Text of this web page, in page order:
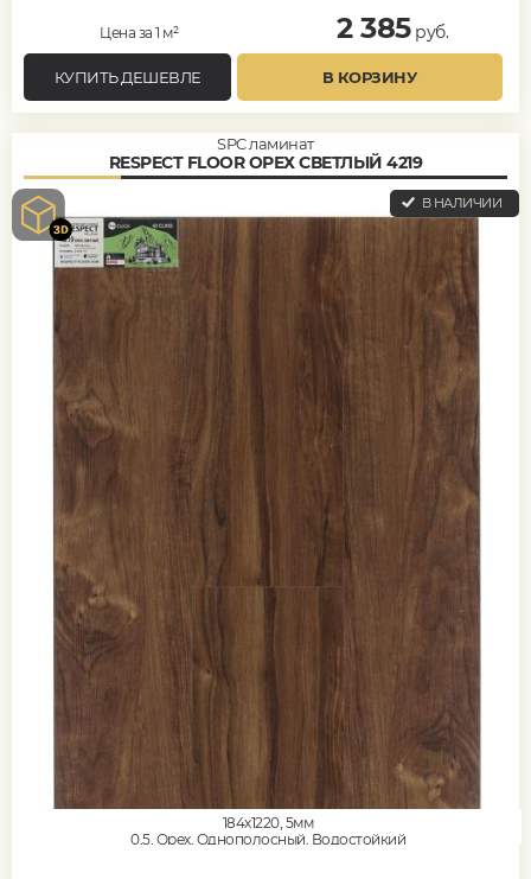
Цена за 1 м² 2 385руб.
КУПИТЬ ДЕШЕВЛЕ В КОРЗИНУ
SPC ламинат
RESPECT FLOOR ОРЕХ СВЕТЛЫЙ 4219
В НАЛИЧИИ
184x1220, 5мм
0,5, Орех, Однополосный, Водостойкий